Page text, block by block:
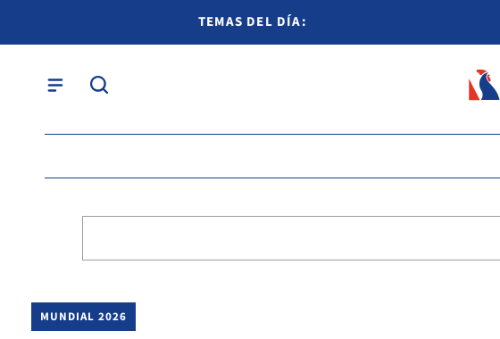
TEMAS DEL DÍA:
MUNDIAL 2026